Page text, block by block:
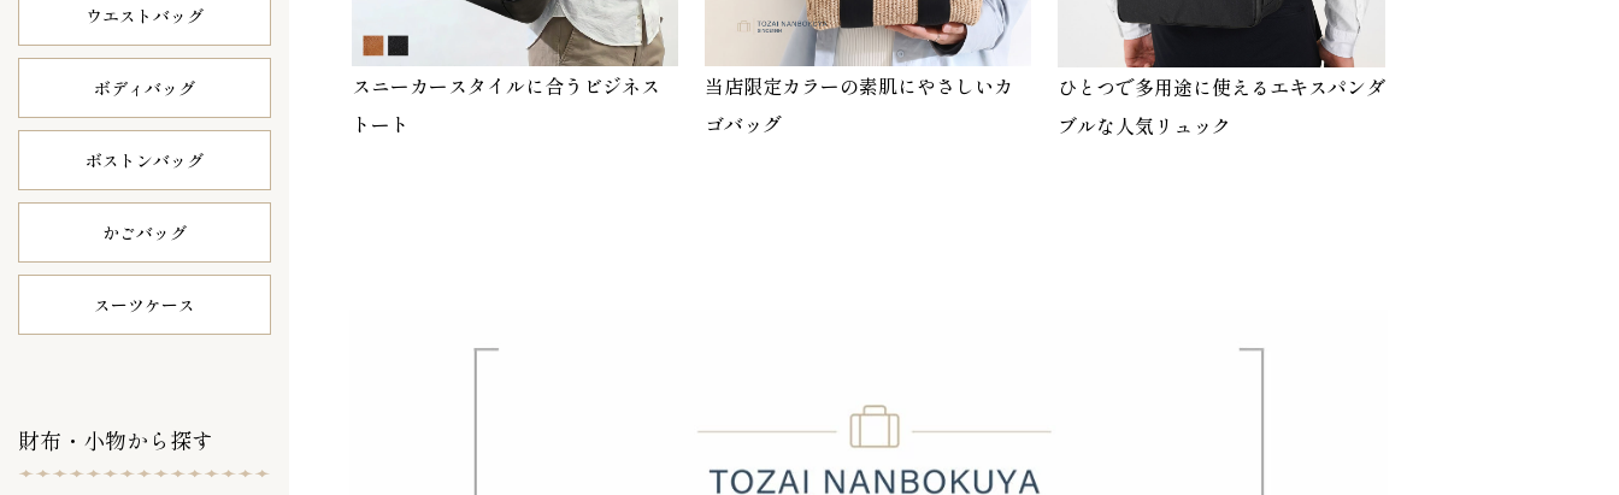
ウエストバッグ
ボディバッグ
ボストンバッグ
かごバッグ
スーツケース
財布・小物から探す
スニーカースタイルに合うビジネス
トート
当店限定カラーの素肌にやさしいカ
ゴバッグ
ひとつで多用途に使えるエキスパンダ
ブルな人気リュック